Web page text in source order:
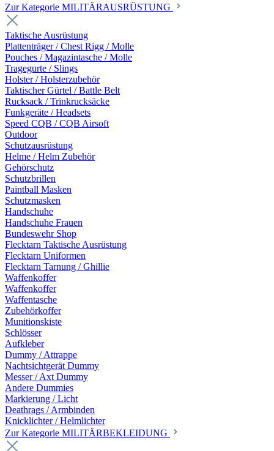
Zur Kategorie MILITÄRAUSRÜSTUNG
Taktische Ausrüstung
Plattenträger / Chest Rigg / Molle
Pouches / Magazintasche / Molle
Tragegurte / Slings
Holster / Holsterzubehör
Taktischer Gürtel / Battle Belt
Rucksack / Trinkrucksäcke
Funkgeräte / Headsets
Speed CQB / CQB Airsoft
Outdoor
Schutzausrüstung
Helme / Helm Zubehör
Gehörschutz
Schutzbrillen
Paintball Masken
Schutzmasken
Handschuhe
Handschuhe Frauen
Bundeswehr Shop
Flecktarn Taktische Ausrüstung
Flecktarn Uniformen
Flecktarn Tarnung / Ghillie
Waffenkoffer
Waffenkoffer
Waffentasche
Zubehörkoffer
Munitionskiste
Schlösser
Aufkleber
Dummy / Attrappe
Nachtsichtgerät Dummy
Messer / Axt Dummy
Andere Dummies
Markierung / Licht
Deathrags / Armbinden
Knicklichter / Helmlichter
Zur Kategorie MILITÄRBEKLEIDUNG